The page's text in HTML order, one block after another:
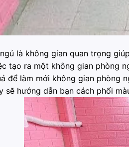
là không gian quan trọng
tạo ra một không gian phòng
để làm mới không gian phòng
sẽ hướng dẫn bạn cách phối